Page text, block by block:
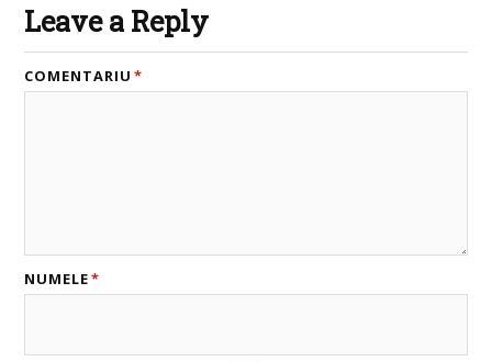
Leave a Reply
COMENTARIU *
NUMELE*